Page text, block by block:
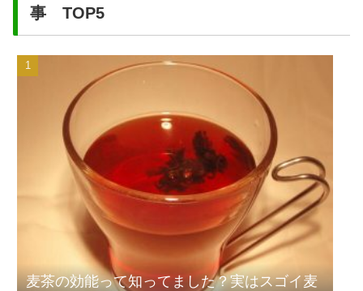
事 TOP5
麦茶の効能って知ってました？実はスゴイ麦